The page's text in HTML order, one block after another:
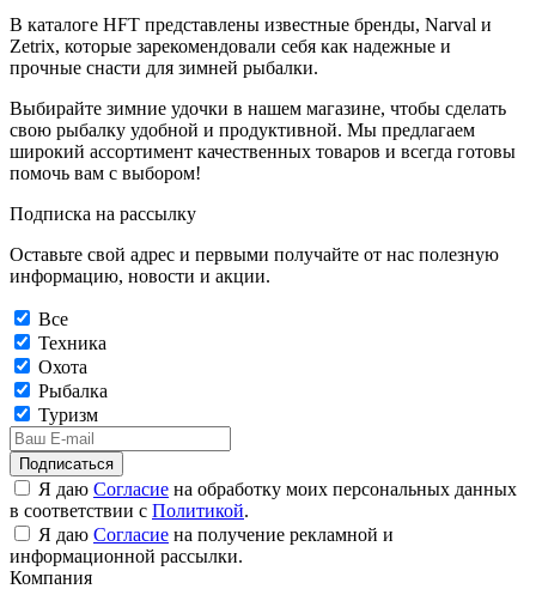
В каталоге HFT представлены известные бренды, Narval и
Zetrix, которые зарекомендовали себя как надежные и
прочные снасти для зимней рыбалки.
Выбирайте зимние удочки в нашем магазине, чтобы сделать
свою рыбалку удобной и продуктивной. Мы предлагаем
широкий ассортимент качественных товаров и всегда готовы
помочь вам с выбором!
Подписка на рассылку
Оставьте свой адрес и первыми получайте от нас полезную
информацию, новости и акции.
Все
Техника
Охота
Рыбалка
Туризм
Подписаться
Я даю Согласие на обработку моих персональных данных
в соответствии с Политикой.
Я даю Согласие на получение рекламной и
информационной рассылки.
Компания